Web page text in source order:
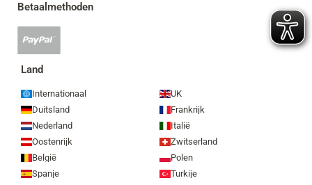
Betaalmethoden
betaling
Land
Internationaal
UK
Duitsland
Frankrijk
Nederland
Italië
Oostenrijk
Zwitserland
België
Polen
Spanje
Turkije